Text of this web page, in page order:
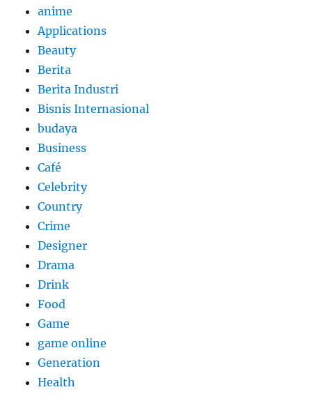
anime
Applications
Beauty
Berita
Berita Industri
Bisnis Internasional
budaya
Business
Café
Celebrity
Country
Crime
Designer
Drama
Drink
Food
Game
game online
Generation
Health